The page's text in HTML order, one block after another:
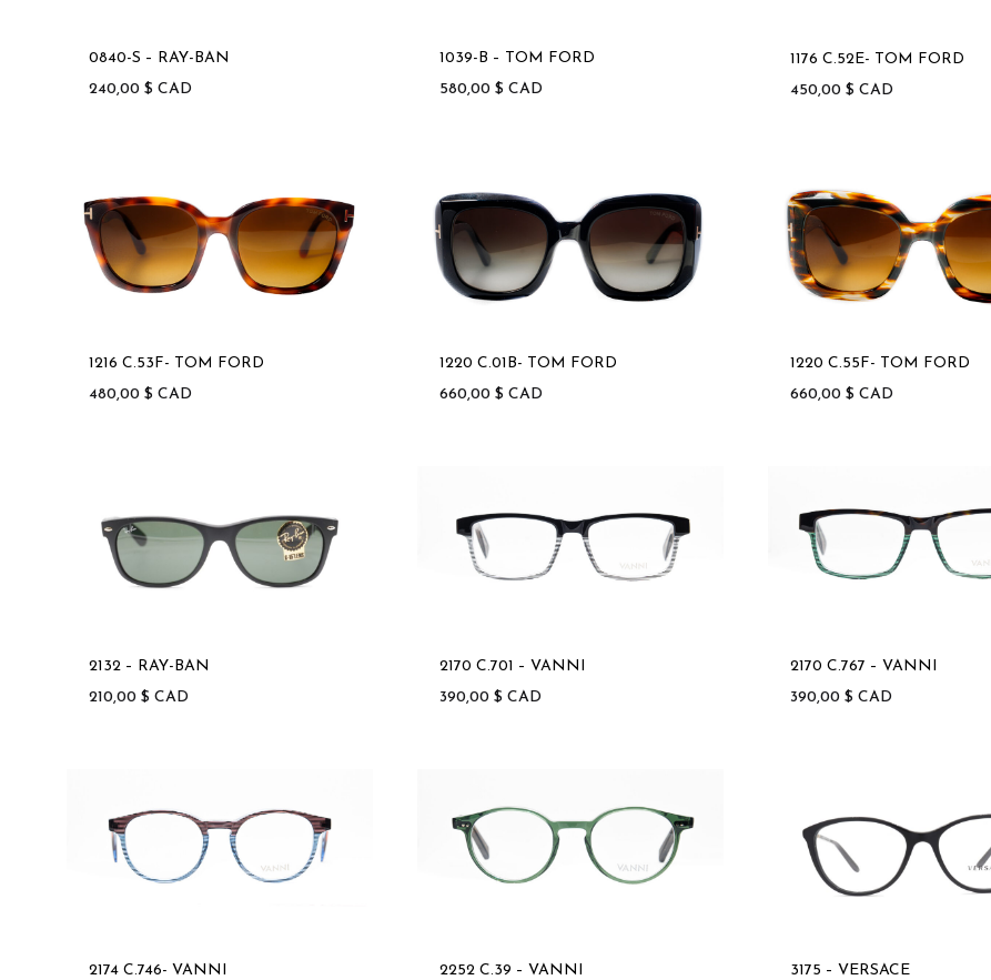
Oakley
0840-S – RAY-BAN
240,00 $ CAD
1039-B – TOM FORD
580,00 $ CAD
1176 C.52E- TOM FORD
450,00 $ CAD
1216 C.53F- TOM FORD
480,00 $ CAD
1220 C.01B- TOM FORD
660,00 $ CAD
1220 C.55F- TOM FORD
660,00 $ CAD
2132 – RAY-BAN
210,00 $ CAD
2170 C.701 – VANNI
390,00 $ CAD
2170 C.767 – VANNI
390,00 $ CAD
2174 C.746- VANNI
2252 C.39 – VANNI
3175 – VERSACE